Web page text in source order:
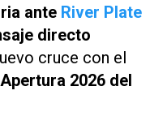
ante River Plate
directo
cruce con el
2026 del